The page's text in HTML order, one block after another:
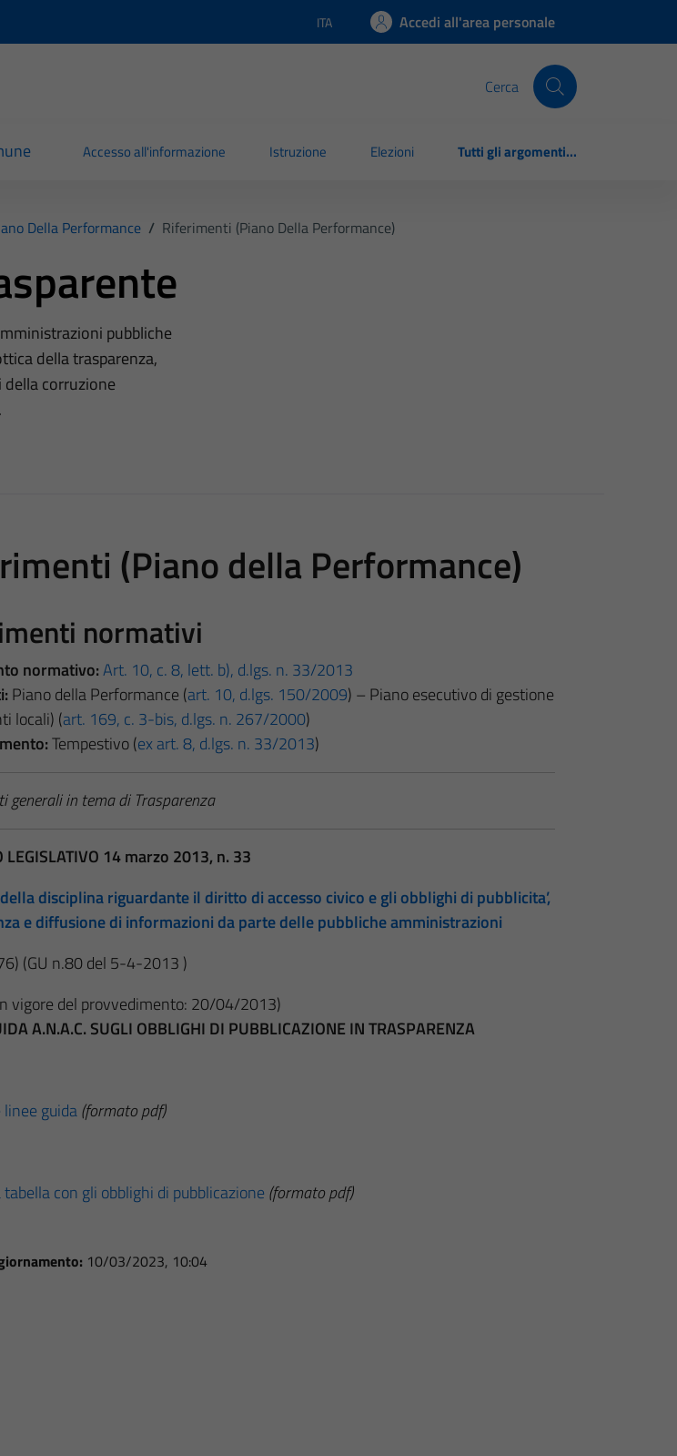
Lingua attiva:
ITA Accedi all'area personale
Cerca
Accesso all'informazione Istruzione Elezioni Tutti gli argomenti...
Della Performance / Riferimenti (Piano Della Performance)
pubbliche
della trasparenza,
corruzione
(Piano della Performance)
normativi
normativo:Art. 10, c. 8, lett. b), d.lgs. n. 33/2013
Piano della Performance (art. 10, d.lgs. 150/2009) – Piano esecutivo di gestione
locali) (art. 169, c. 3-bis, d.lgs. n. 267/2000)
Tempestivo (ex art. 8, d.lgs. n. 33/2013)
generali in tema di Trasparenza
LEGISLATIVO 14 marzo 2013, n. 33
disciplina riguardante il diritto di accesso civico e gli obblighi di pubblicita’,
e diffusione di informazioni da parte delle pubbliche amministrazioni
(GU n.80 del 5-4-2013 )
vigore del provvedimento: 20/04/2013)
A.N.A.C. SUGLI OBBLIGHI DI PUBBLICAZIONE IN TRASPARENZA
linee guida(formato pdf)
tabella con gli obblighi di pubblicazione (formato pdf)
10/03/2023, 10:04